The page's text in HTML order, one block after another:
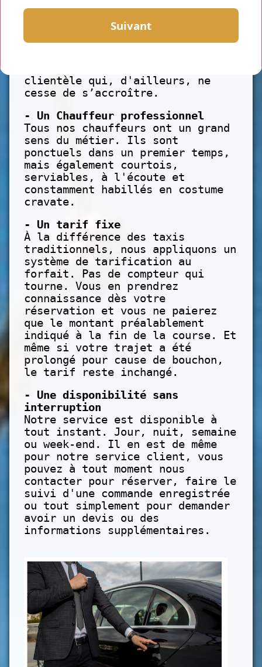
qualité de service pour nos
clients, nous soumettons à nos
chauffeurs de réguliers
formations sur le métier. Nous
clientèle qui, d'ailleurs, ne
cesse de s’accroître.
- Un Chauffeur professionnel
Tous nos chauffeurs ont un grand
sens du métier. Ils sont
ponctuels dans un premier temps,
mais également courtois,
serviables, à l'écoute et
constamment habillés en costume
cravate.
- Un tarif fixe
À la différence des taxis
traditionnels, nous appliquons un
système de tarification au
forfait. Pas de compteur qui
tourne. Vous en prendrez
connaissance dès votre
réservation et vous ne paierez
que le montant préalablement
indiqué à la fin de la course. Et
même si votre trajet a été
prolongé pour cause de bouchon,
le tarif reste inchangé.
- Une disponibilité sans
interruption
Notre service est disponible à
tout instant. Jour, nuit, semaine
ou week-end. Il en est de même
pour notre service client, vous
pouvez à tout moment nous
contacter pour réserver, faire le
suivi d'une commande enregistrée
ou tout simplement pour demander
avoir un devis ou des
informations supplémentaires.